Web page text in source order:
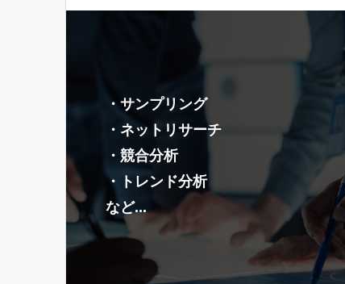
・サンプリング
・ネットリサーチ
・競合分析
・トレンド分析
など...